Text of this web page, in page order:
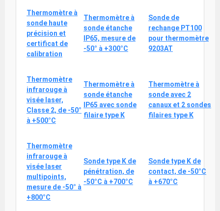
Thermomètre à
sonde haute
précision et
certificat de
calibration
Thermomètre à
sonde étanche
IP65, mesure de
-50° à +300°C
Sonde de
rechange PT100
pour thermomètre
9203AT
Thermomètre
infrarouge à
visée laser,
Classe 2, de -50°
à +500°C
Thermomètre à
sonde étanche
IP65 avec sonde
filaire type K
Thermomètre à
sonde avec 2
canaux et 2 sondes
filaires type K
Thermomètre
infrarouge à
visée laser
multipoints,
mesure de -50° à
+800°C
Sonde type K de
pénétration, de
-50°C à +700°C
Sonde type K de
contact, de -50°C
à +670°C